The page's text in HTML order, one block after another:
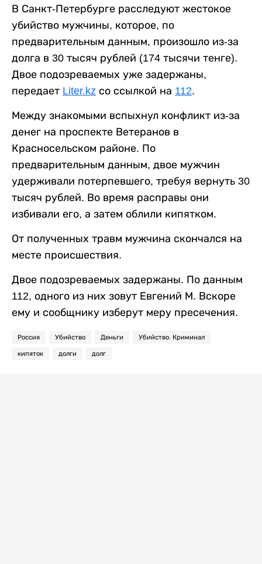
В Санкт-Петербурге расследуют жестокое
убийство мужчины, которое, по
предварительным данным, произошло из-за
долга в 30 тысяч рублей (174 тысячи тенге).
Двое подозреваемых уже задержаны,
передает Liter.kz со ссылкой на 112.
Между знакомыми вспыхнул конфликт из-за
денег на проспекте Ветеранов в
Красносельском районе. По
предварительным данным, двое мужчин
удерживали потерпевшего, требуя вернуть 30
тысяч рублей. Во время расправы они
избивали его, а затем облили кипятком.
От полученных травм мужчина скончался на
месте происшествия.
Двое подозреваемых задержаны. По данным
112, одного из них зовут Евгений М. Вскоре
ему и сообщнику изберут меру пресечения.
Россия Убийство Деньги Убийство. Криминал
кипяток долги долг